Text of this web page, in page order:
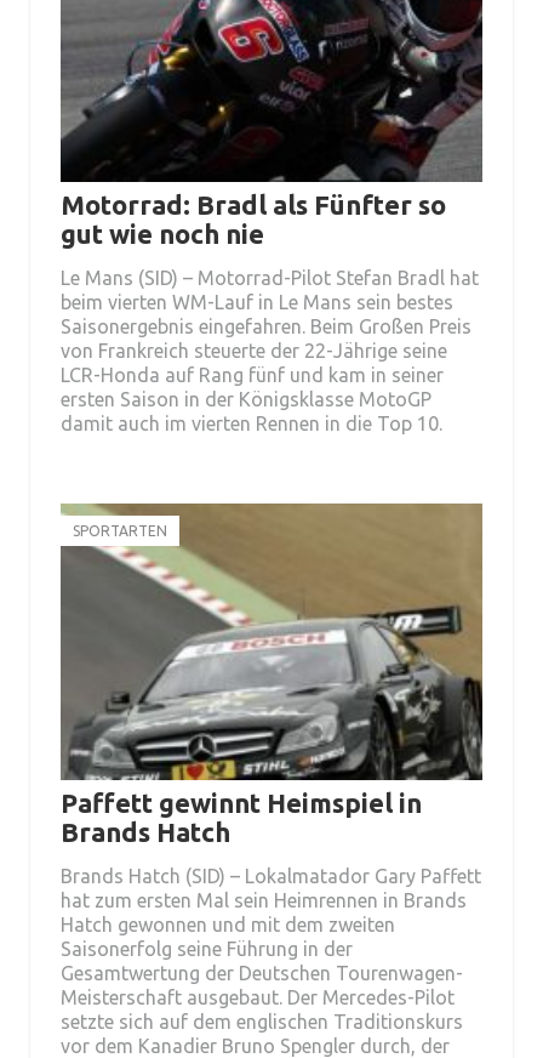
Motorrad: Bradl als Fünfter so
gut wie noch nie
Le Mans (SID) – Motorrad-Pilot Stefan Bradl hat
beim vierten WM-Lauf in Le Mans sein bestes
Saisonergebnis eingefahren. Beim Großen Preis
von Frankreich steuerte der 22-Jährige seine
LCR-Honda auf Rang fünf und kam in seiner
ersten Saison in der Königsklasse MotoGP
damit auch im vierten Rennen in die Top 10.
SPORTARTEN
Paffett gewinnt Heimspiel in
Brands Hatch
Brands Hatch (SID) – Lokalmatador Gary Paffett
hat zum ersten Mal sein Heimrennen in Brands
Hatch gewonnen und mit dem zweiten
Saisonerfolg seine Führung in der
Gesamtwertung der Deutschen Tourenwagen-
Meisterschaft ausgebaut. Der Mercedes-Pilot
setzte sich auf dem englischen Traditionskurs
vor dem Kanadier Bruno Spengler durch, der